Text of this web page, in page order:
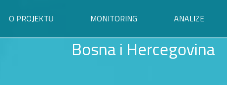
O PROJEKTU MONITORING ANALIZE
Bosna i Hercegovina